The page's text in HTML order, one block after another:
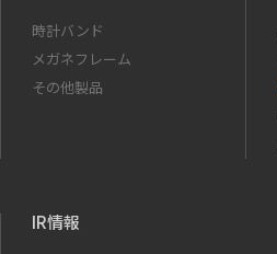
時計バンド
メガネフレーム
その他製品
IR情報